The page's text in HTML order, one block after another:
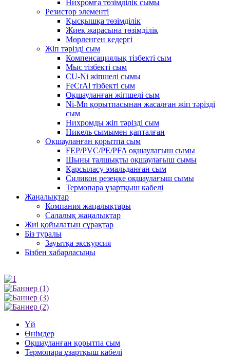
Нихромға төзімділік сымы
Резистор элементі
Қысқышқа төзімділік
Жиек жарасына төзімділік
Мөрленген кедергі
Жіп тәрізді сым
Компенсациялық тізбекті сым
Мыс тізбекті сым
CU-Ni жіпшелі сымы
FeCrAl тізбекті сым
Оқшауланған жіпшелі сым
Ni-Mn қорытпасынан жасалған жіп тәрізді
сым
Нихромды жіп тәрізді сым
Никель сымымен қапталған
Оқшауланған қорытпа сым
FEP/PVC/PE/PFA оқшаулағыш сымы
Шыны талшықты оқшаулағыш сымы
Қарсыласу эмальданған сым
Силикон резеңке оқшаулағыш сымы
Термопара ұзартқыш кабелі
Жаңалықтар
Компания жаңалықтары
Салалық жаңалықтар
Жиі қойылатын сұрақтар
Біз туралы
Зауытқа экскурсия
Бізбен хабарласыңы
Үй
Өнімдер
Оқшауланған қорытпа сым
Термопара ұзартқыш кабелі